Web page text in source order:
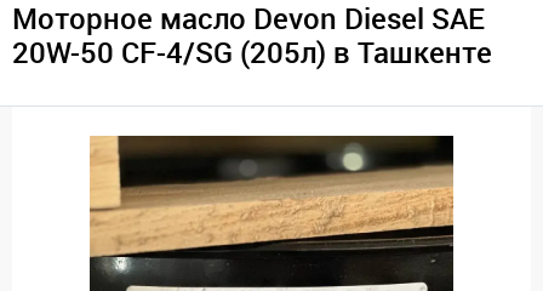
Моторное масло Devon Diesel SAE
20W-50 CF-4/SG (205л) в Ташкенте